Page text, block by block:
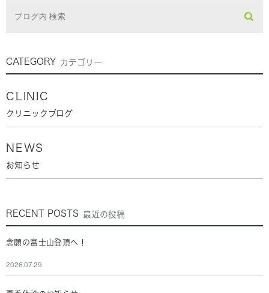
CATEGORY カテゴリー
CLINIC
クリニックブログ
NEWS
お知らせ
RECENT POSTS 最近の投稿
念願の富士山登頂へ！
2026.07.29